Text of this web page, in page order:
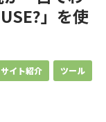
」を使
サイト紹介 ツール